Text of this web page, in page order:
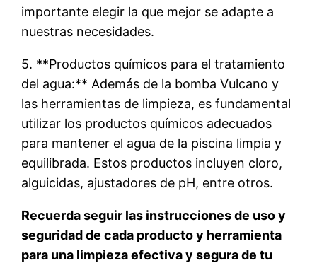
importante elegir la que mejor se adapte a
nuestras necesidades.
5. **Productos químicos para el tratamiento
del agua:** Además de la bomba Vulcano y
las herramientas de limpieza, es fundamental
utilizar los productos químicos adecuados
para mantener el agua de la piscina limpia y
equilibrada. Estos productos incluyen cloro,
alguicidas, ajustadores de pH, entre otros.
Recuerda seguir las instrucciones de uso y
seguridad de cada producto y herramienta
para una limpieza efectiva y segura de tu